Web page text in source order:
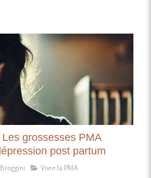
grossesses PMA
post partum
Vivre la PMA